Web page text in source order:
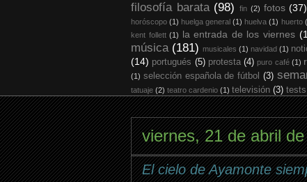
filosofía barata (98) fin (2) fotos (37)
horóscopo (1) huelga general (1) huelva (1) huerto
kent follett (1) la entrada de los viernes
música (181) musicales (1) navidad (1)
(14) portugués (5) protesta (4) puro café (1)
(1) selección española de fútbol (3)
tatuaje (2) teatro cardenio (1) televisión (3) tests
viernes, 21 de abril
El cielo de Ayamonte